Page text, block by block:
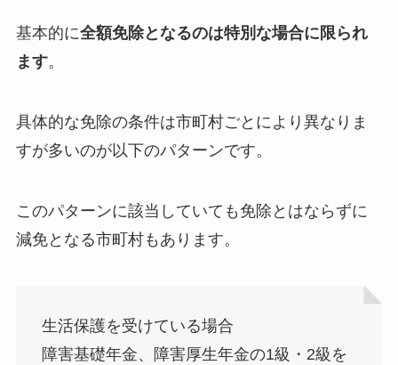
基本的に全額免除となるのは特別な場合に限られ
ます。
具体的な免除の条件は市町村ごとにより異なりま
すが多いのが以下のパターンです。
このパターンに該当していても免除とはならずに
減免となる市町村もあります。
生活保護を受けている場合
障害基礎年金、障害厚生年金の1級・2級を